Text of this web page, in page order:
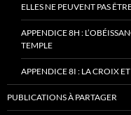
ELLES NE PEUVENT PAS
APPENDICE 8H :
TEMPLE
APPENDICE 8I : LA CROIX
PUBLICATIONS À PARTAGER